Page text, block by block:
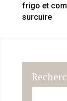
frigo et
surcuire